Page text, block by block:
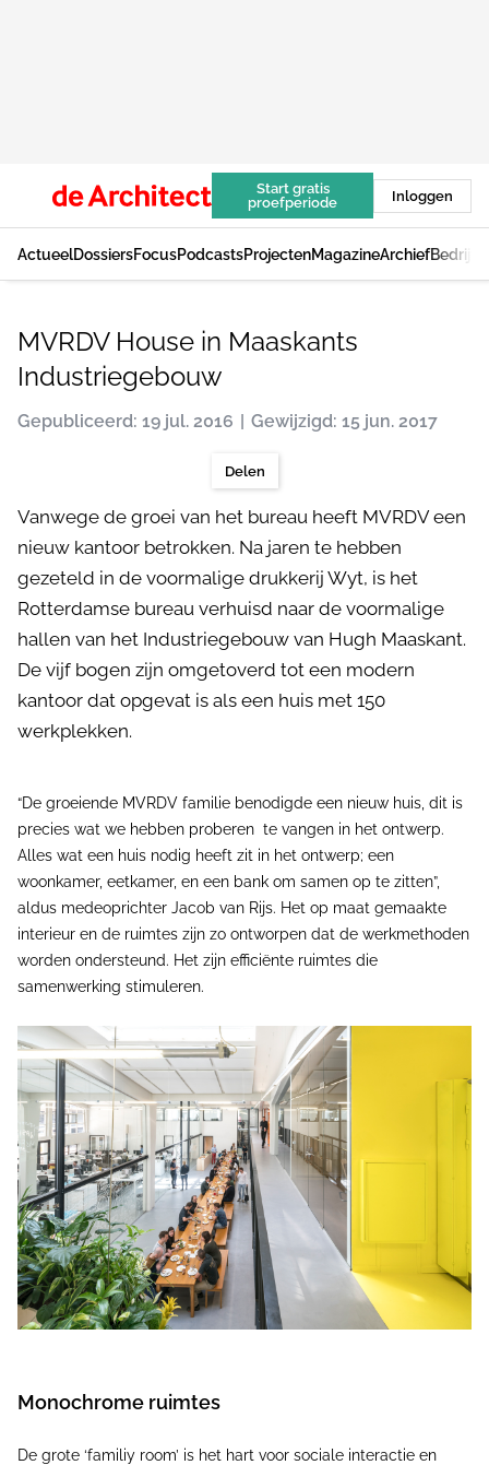
Start gratis
proefperiode
Inloggen
ActueelDossiersFocusPodcastsProjectenMagazineArchief
MVRDV House in Maaskants
Industriegebouw
Gepubliceerd: 19 jul. 2016 Gewijzigd: 15 jun. 2017
Delen
Vanwege de groei van het bureau heeft MVRDV een
nieuw kantoor betrokken. Na jaren te hebben
gezeteld in de voormalige drukkerij Wyt, is het
Rotterdamse bureau verhuisd naar de voormalige
hallen van het Industriegebouw van Hugh Maaskant.
De vijf bogen zijn omgetoverd tot een modern
kantoor dat opgevat is als een huis met 150
werkplekken.
“De groeiende MVRDV familie benodigde een nieuw huis, dit is
precies wat we hebben proberen te vangen in het ontwerp.
Alles wat een huis nodig heeft zit in het ontwerp; een
woonkamer, eetkamer, en een bank om samen op te zitten”,
aldus medeoprichter Jacob van Rijs. Het op maat gemaakte
interieur en de ruimtes zijn zo ontworpen dat de werkmethoden
worden ondersteund. Het zijn efficiënte ruimtes die
samenwerking stimuleren.
Monochrome ruimtes
De grote ‘familiy room’ is het hart voor sociale interactie en